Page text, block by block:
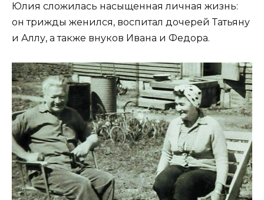
Юлия сложилась насыщенная личная жизнь:
он трижды женился, воспитал дочерей Татьяну
и Аллу, а также внуков Ивана и Федора.